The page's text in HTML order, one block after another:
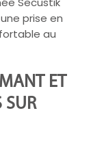
prise en
au
ET
SUR